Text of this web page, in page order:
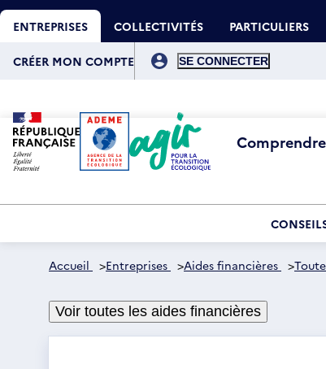
Aller
au
contenu
ENTREPRISES COLLECTIVITÉS PARTICULIERS
compte
CRÉER MON COMPTE
Accueil >Entreprises >Aides financières >
Voir toutes les aides financières